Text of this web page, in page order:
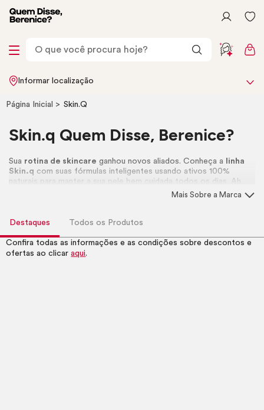
Informar localização
Página Inicial Skin.Q
Skin.q Quem Disse, Berenice?
Sua rotina de skincare ganhou novos aliados. Conheça a
linha
Skin.q com suas fórmulas inteligentes usando ativos 100%
naturais para manter a sua pele bem cuidada todos os dias. Ah,
Sérum com 8 ácidos
Mais Sobre a Marca
Destaques Todos os Produtos
Confira todas as informações e as condições sobre descontos e
ofertas ao clicaraqui.